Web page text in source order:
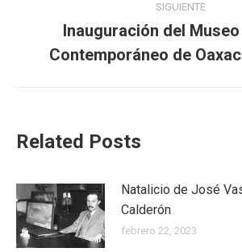
SIGUIENTE
Inauguración del
Contemporáneo de
Related Posts
Natalicio de José
Calderón
febrero 22, 2023